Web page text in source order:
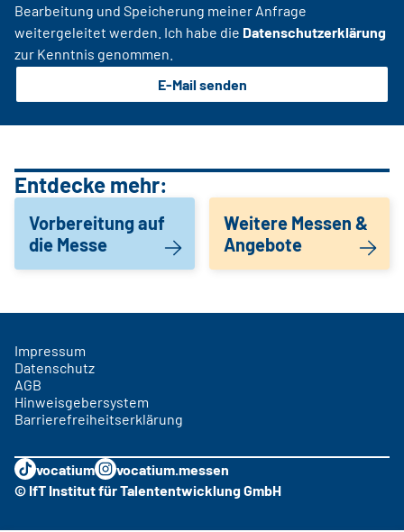
Bearbeitung und Speicherung meiner Anfrage
weitergeleitet werden. Ich habe die Datenschutzerklärung
zur Kenntnis genommen.
E-Mail senden
Entdecke mehr:
Vorbereitung auf
die Messe
Weitere Messen &
Angebote
Impressum
Datenschutz
AGB
Hinweisgebersystem
Barrierefreiheitserklärung
vocatium
vocatium.messen
© IfT Institut für Talententwicklung GmbH